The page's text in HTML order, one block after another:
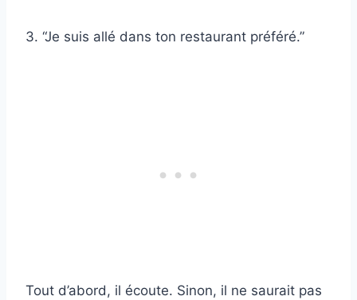
3. “Je suis allé dans ton restaurant préféré.”
Tout d’abord, il écoute. Sinon, il ne saurait pas